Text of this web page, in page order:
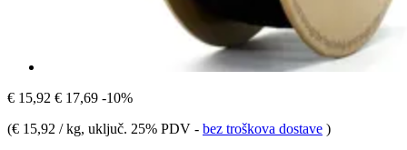
€ 15,92 € 17,69 -10%
(€ 15,92 / kg, uključ. 25% PDV - bez troškova dostave )